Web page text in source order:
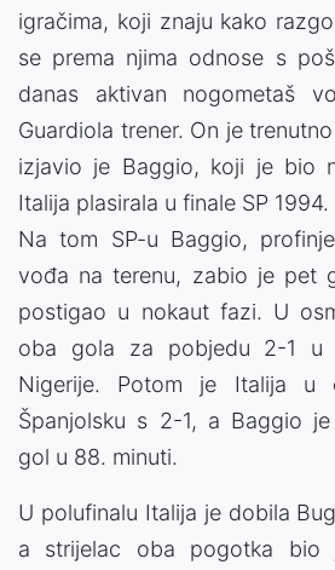
igračima, koji znaju kako
se prema njima odnose s
danas aktivan nogometaš
Guardiola trener. On je
izjavio je Baggio, koji je bio
Italija plasirala u finale SP
Na tom SP-u Baggio,
vođa na terenu, zabio je pet
postigao u nokaut fazi. U
oba gola za pobjedu 2-1 u
Nigerije. Potom je Italija u
Španjolsku s 2-1, a Baggio
gol u 88. minuti.
U polufinalu Italija je dobila
a strijelac oba pogotka bio